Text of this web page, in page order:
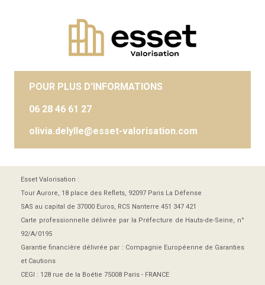
POUR PLUS D'INFORMATIONS
06 28 46 61 27
olivia.delylle@esset-valorisation.com
Esset Valorisation :
Tour Aurore, 18 place des Reflets, 92097 Paris La Défense
SAS au capital de 37000 Euros, RCS Nanterre 451 347 421
Carte professionnelle délivrée par la Préfecture de Hauts-de-Seine, n°
92/A/0195
Garantie financière délivrée par : Compagnie Européenne de Garanties
et Cautions
CEGI : 128 rue de la Boétie 75008 Paris - FRANCE